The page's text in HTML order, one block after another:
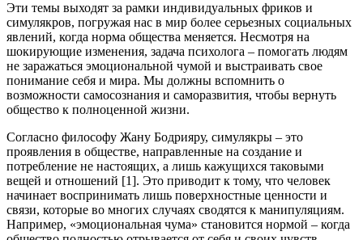
Эти темы выходят за рамки индивидуальных фриков и
симулякров, погружая нас в мир более серьезных социальных
явлений, когда норма общества меняется. Несмотря на
шокирующие изменения, задача психолога – помогать людям
не заражаться эмоциональной чумой и выстраивать свое
понимание себя и мира. Мы должны вспомнить о
возможности самосознания и саморазвития, чтобы вернуть
общество к полноценной жизни.
Согласно философу Жану Бодрияру, симулякры – это
проявления в обществе, направленные на создание и
потребление не настоящих, а лишь кажущихся таковыми
вещей и отношений [1]. Это приводит к тому, что человек
начинает воспринимать лишь поверхностные ценности и
связи, которые во многих случаях сводятся к манипуляциям.
Например, «эмоциональная чума» становится нормой – когда